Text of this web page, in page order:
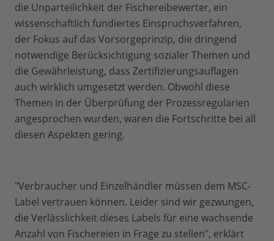
die Unparteilichkeit der Fischereibewerter, ein
wissenschaftlich fundiertes Einspruchsverfahren,
der Fokus auf das Vorsorgeprinzip, die dringend
notwendige Berücksichtigung sozialer Themen und
die Gewährleistung, dass Zertifizierungsauflagen
auch wirklich umgesetzt werden. Obwohl diese
Themen in der Überprüfung der Prozessregularien
angesprochen wurden, waren die Fortschritte bei all
diesen Aspekten gering.
"Verbraucher und Einzelhändler müssen dem MSC-
Label vertrauen können. Leider sind wir gezwungen,
die Verlässlichkeit dieses Labels für eine wachsende
Anzahl von Fischereien in Frage zu stellen", erklärt